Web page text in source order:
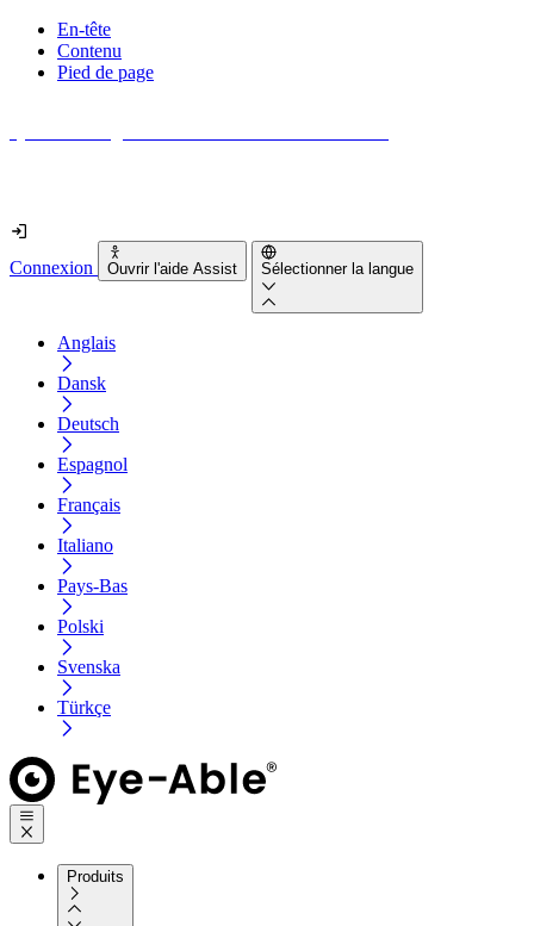
En-tête
Contenu
Pied de page
Connexion Ouvrir l'aide Assist Sélectionner la langue
Anglais
Dansk
Deutsch
Espagnol
Français
Italiano
Pays-Bas
Polski
Svenska
Türkçe
Produits